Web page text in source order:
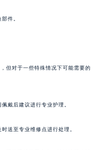
件。
但对于一些特殊情况下可能需要的
戴后建议进行专业护理。
送至专业维修点进行处理。